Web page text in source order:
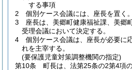
する事項
2
個別ケース会議には、座長を置く。
3
座長は、美郷町健康福祉課、美郷
受理会議において決定する。
4
個別ケース会議は、座長が必要に
れを主宰する。
(要保護児童対策調整機関の指定)
第10条
町長は、法第25条の2第4項